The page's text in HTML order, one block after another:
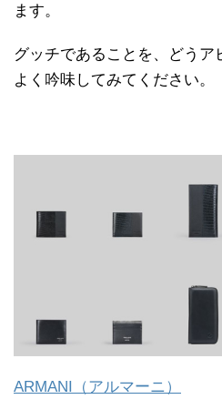
ます。
グッチであることを、どうア
よく吟味してみてください。
ARMANI（アルマーニ）